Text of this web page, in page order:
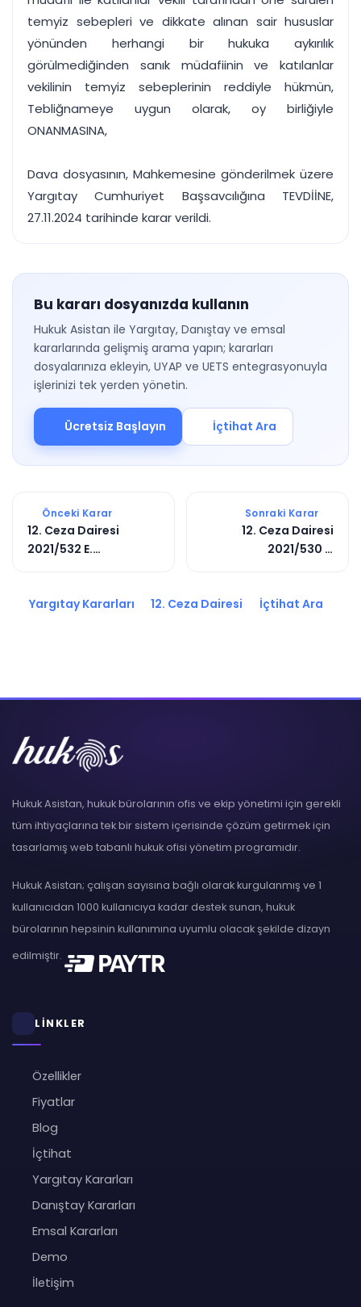
temyiz sebepleri ve dikkate alınan sair hususlar
yönünden herhangi bir hukuka aykırılık
görülmediğinden sanık müdafiinin ve katılanlar
vekilinin temyiz sebeplerinin reddiyle hükmün,
Tebliğnameye uygun olarak, oy birliğiyle
ONANMASINA,
Dava dosyasının, Mahkemesine gönderilmek üzere
Yargıtay Cumhuriyet Başsavcılığına TEVDİİNE,
27.11.2024 tarihinde karar verildi.
Bu kararı dosyanızda kullanın
Hukuk Asistan ile Yargıtay, Danıştay ve emsal
kararlarında gelişmiş arama yapın; kararları
dosyalarınıza ekleyin, UYAP ve UETS entegrasyonuyla
işlerinizi tek yerden yönetin.
Ücretsiz Başlayın İçtihat Ara
Önceki Karar
12. Ceza Dairesi
2021/532 E.
Sonraki Karar
12. Ceza Dairesi
2021/530 E.
Yargıtay Kararları 12. Ceza Dairesi İçtihat Ara
Hukuk Asistan, hukuk bürolarının ofis ve ekip yönetimi için gerekli
tüm ihtiyaçlarına tek bir sistem içerisinde çözüm getirmek için
tasarlamış web tabanlı hukuk ofisi yönetim programıdır.
Hukuk Asistan; çalışan sayısına bağlı olarak kurgulanmış ve 1
kullanıcıdan 1000 kullanıcıya kadar destek sunan, hukuk
bürolarının hepsinin kullanımına uyumlu olacak şekilde dizayn
edilmiştir.
LİNKLER
Özellikler
Fiyatlar
Blog
İçtihat
Yargıtay Kararları
Danıştay Kararları
Emsal Kararları
Demo
İletişim